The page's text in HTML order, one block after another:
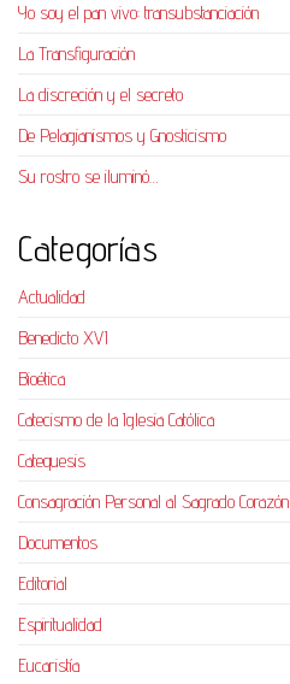
Yo soy el pan vivo: transubstanciación
La Transfiguración
La discreción y el secreto
De Pelagianismos y Gnosticismo
Su rostro se iluminó…
Categorías
Actualidad
Benedicto XVI
Bioética
Catecismo de la Iglesia Católica
Catequesis
Consagración Personal al Sagrado Corazón
Documentos
Editorial
Espiritualidad
Eucaristía